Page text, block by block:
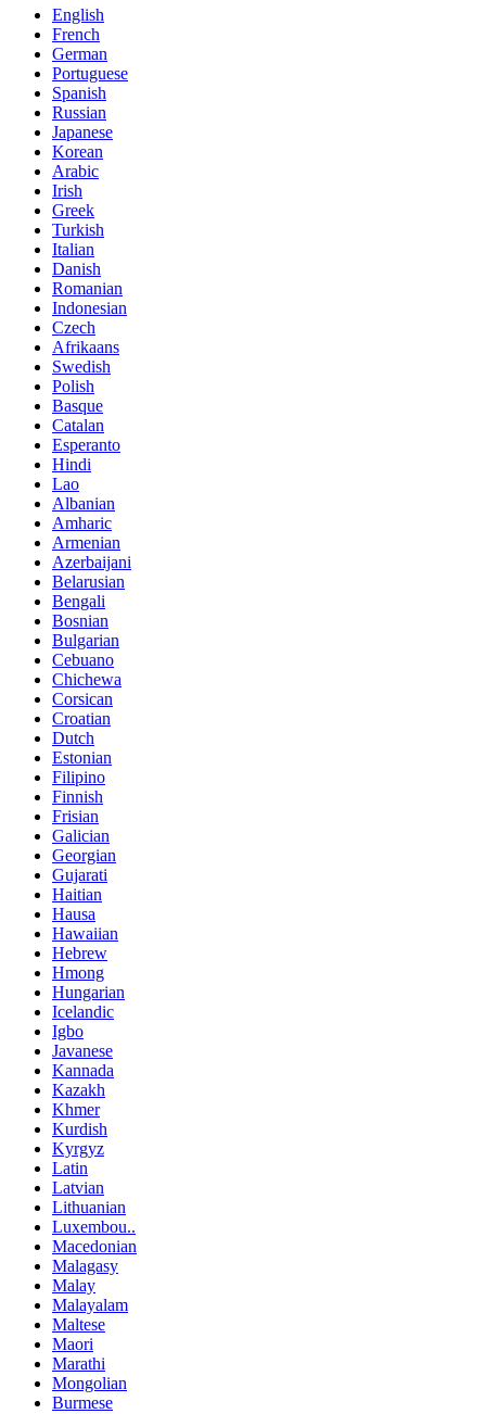
English
French
German
Portuguese
Spanish
Russian
Japanese
Korean
Arabic
Irish
Greek
Turkish
Italian
Danish
Romanian
Indonesian
Czech
Afrikaans
Swedish
Polish
Basque
Catalan
Esperanto
Hindi
Lao
Albanian
Amharic
Armenian
Azerbaijani
Belarusian
Bengali
Bosnian
Bulgarian
Cebuano
Chichewa
Corsican
Croatian
Dutch
Estonian
Filipino
Finnish
Frisian
Galician
Georgian
Gujarati
Haitian
Hausa
Hawaiian
Hebrew
Hmong
Hungarian
Icelandic
Igbo
Javanese
Kannada
Kazakh
Khmer
Kurdish
Kyrgyz
Latin
Latvian
Lithuanian
Luxembou..
Macedonian
Malagasy
Malay
Malayalam
Maltese
Maori
Marathi
Mongolian
Burmese